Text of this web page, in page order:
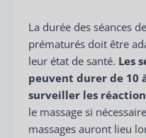
La durée des séances
prématurés doit être
leur état de santé. Les
peuvent durer de 10
surveiller les
le massage si
massages auront lieu